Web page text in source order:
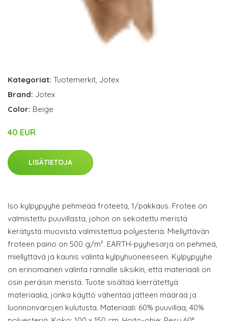
Kategoriat: Tuotemerkit, Jotex
Brand: Jotex
Color: Beige
40 EUR
LISÄTIETOJA
Iso kylpypyyhe pehmeää froteeta, 1/pakkaus. Frotee on
valmistettu puuvillasta, johon on sekoitettu meristä
kerätystä muovista valmistettua polyesteriä. Miellyttävän
froteen paino on 500 g/m². EARTH-pyyhesarja on pehmeä,
miellyttävä ja kaunis valinta kylpyhuoneeseen. Kylpypyyhe
on erinomainen valinta rannalle siksikin, että materiaali on
osin peräisin meristä. Tuote sisältää kierrätettyä
materiaalia, jonka käyttö vähentää jätteen määrää ja
luonnonvarojen kulutusta. Materiaali: 60% puuvillaa, 40%